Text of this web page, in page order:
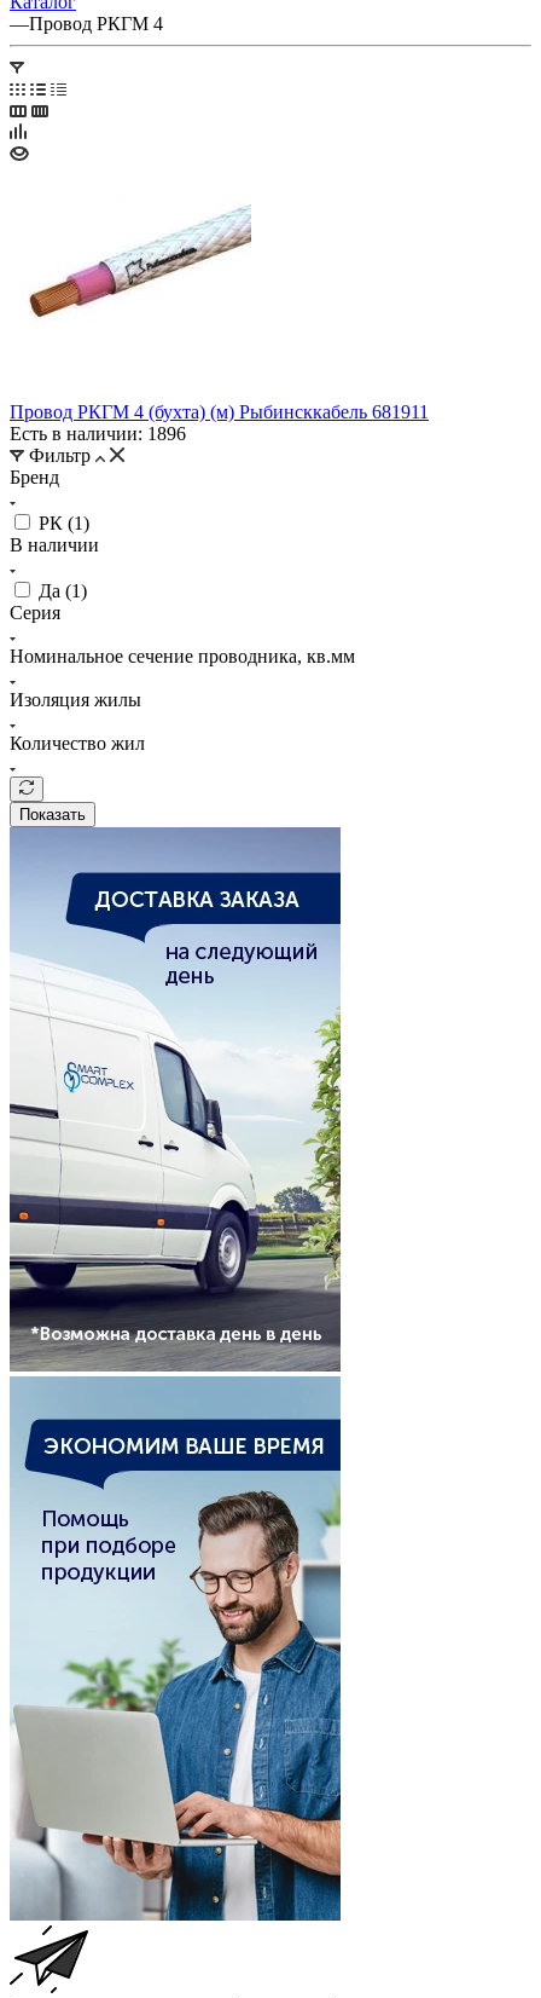
—Провод РКГМ 4
Провод РКГМ 4 (бухта) (м) Рыбинсккабель 681911
Есть в наличии: 1896
Фильтр
Бренд
РК (1)
В наличии
Да (1)
Серия
Номинальное сечение проводника, кв.мм
Изоляция жилы
Количество жил
Показать